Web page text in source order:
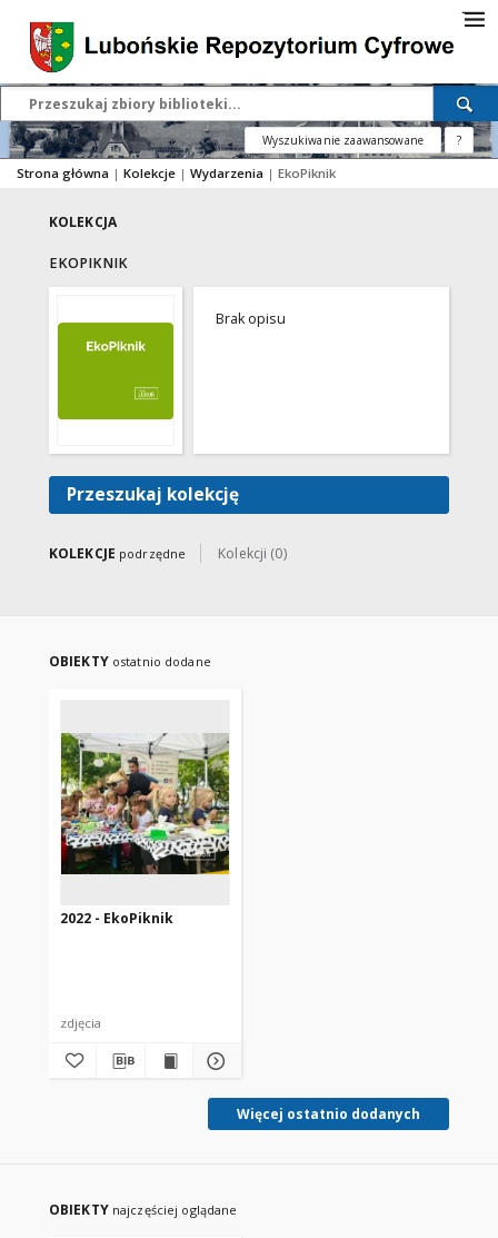
Wyszukiwanie zaawansowane ?
Strona główna | Kolekcje | Wydarzenia | EkoPiknik
KOLEKCJA
EKOPIKNIK
Brak opisu
Przeszukaj kolekcję
KOLEKCJE podrzędne Kolekcji (0)
OBIEKTY ostatnio dodane
2022 - EkoPiknik
zdjęcia
Więcej ostatnio dodanych
OBIEKTY najczęściej oglądane